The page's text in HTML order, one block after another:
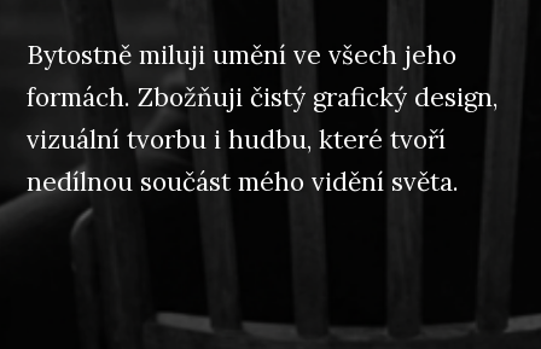
Bytostně miluji umění ve všech jeho
formách. Zbožňuji čistý grafický design,
vizuální tvorbu i hudbu, které tvoří
nedílnou součást mého vidění světa.